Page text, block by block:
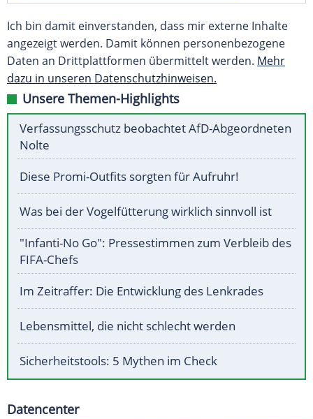
Ich bin damit einverstanden, dass mir externe Inhalte
angezeigt werden. Damit können personenbezogene
Daten an Drittplattformen übermittelt werden. Mehr
dazu in unseren Datenschutzhinweisen.
Unsere Themen-Highlights
Verfassungsschutz beobachtet AfD-Abgeordneten
Nolte
Diese Promi-Outfits sorgten für Aufruhr!
Was bei der Vogelfütterung wirklich sinnvoll ist
"Infanti-No Go": Pressestimmen zum Verbleib des
FIFA-Chefs
Im Zeitraffer: Die Entwicklung des Lenkrades
Lebensmittel, die nicht schlecht werden
Sicherheitstools: 5 Mythen im Check
Datencenter